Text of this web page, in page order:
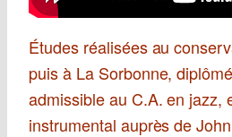
Études réalisées au
puis à La Sorbonne,
admissible au C.A. en jazz,
instrumental auprès de